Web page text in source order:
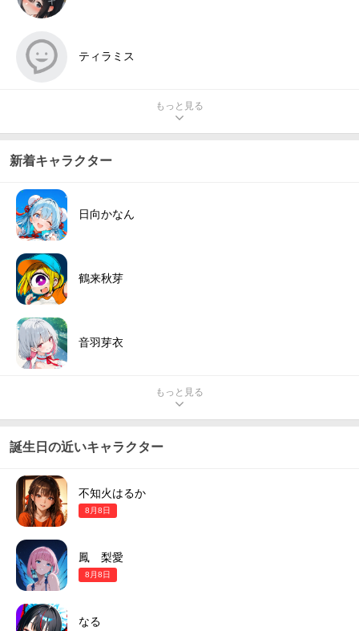
ティラミス
もっと見る
新着キャラクター
日向かなん
鶴来秋芽
音羽芽衣
もっと見る
誕生日の近いキャラクター
不知火はるか
8月8日
鳳 梨愛
8月8日
なる